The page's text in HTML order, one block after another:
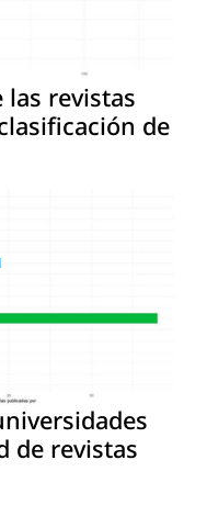
las revistas
de
de revistas